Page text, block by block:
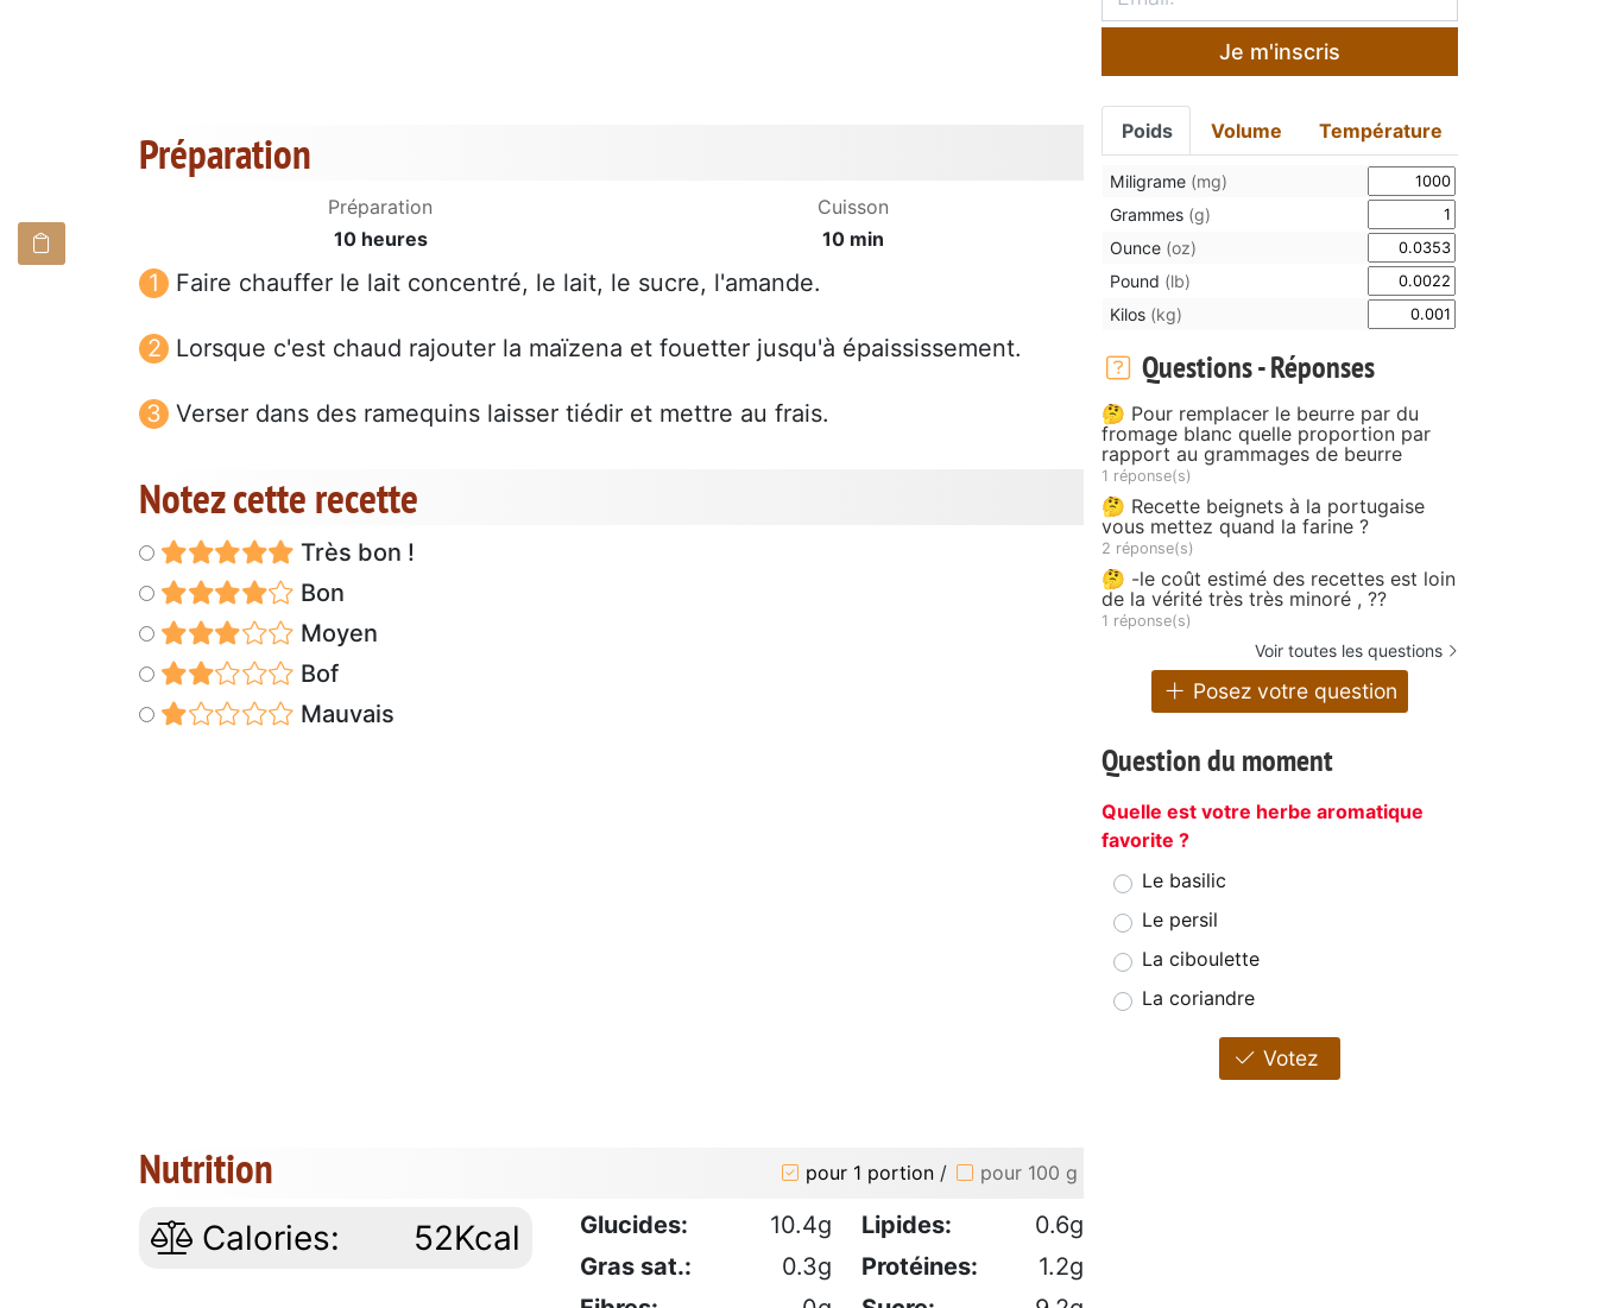
Préparation
Préparation
10 heures
Cuisson
10 min
Faire chauffer le lait concentré, le lait, le sucre, l'amande.
Lorsque c'est chaud rajouter la maïzena et fouetter jusqu'à épaississement.
Verser dans des ramequins laisser tiédir et mettre au frais.
Notez cette recette
Très bon !
Bon
Moyen
Bof
Mauvais
Nutrition pour 1 portion / pour 100 g
Calories: 52Kcal Glucides: 10.4g Lipides:
0.6g
Gras sat.:
0.3g Protéines:
1.2g
Je m'inscris
Poids Volume Température
Miligrame (mg)
Grammes (g)
Ounce (oz)
Pound (lb)
Kilos (kg)
Questions - Réponses
🤔 Pour remplacer le beurre par du
fromage blanc quelle proportion par
rapport au grammages de beurre
1 réponse(s)
🤔 Recette beignets à la portugaise
vous mettez quand la farine ?
2 réponse(s)
🤔 -le coût estimé des recettes est loin
de la vérité très très minoré , ??
1 réponse(s)
Voir toutes les questions
Posez votre question
Question du moment
Quelle est votre herbe aromatique
favorite ?
Le basilic
Le persil
La ciboulette
La coriandre
Votez